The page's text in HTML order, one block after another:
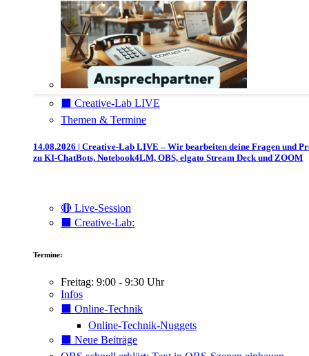
⬛️ Creative-Lab LIVE
Themen & Termine
14.08.2026 | Creative-Lab LIVE – Wir bearbeiten deine Fragen und
zu KI-ChatBots, Notebook4LM, OBS, elgato Stream Deck und ZOOM
🔴 Live-Session
⬛️ Creative-Lab:
Termine:
Freitag: 9:00 - 9:30 Uhr
Infos
⬛️ Online-Technik
Online-Technik-Nuggets
⬛️ Neue Beiträge